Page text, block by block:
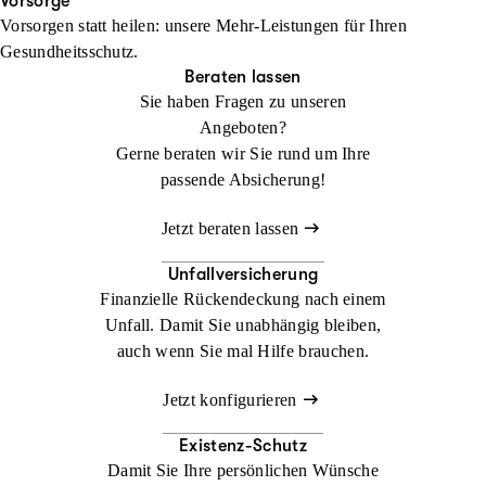
Jetzt konfigurieren Beraten lassen
zur Herausforderung werden. Mit der
Auslandsreisekrankenversicherung sind Sie weltweit bestens
Beraten lassen
Vorsorgen statt heilen: unsere Mehr-Leistungen für Ihren
Gesundheitsschutz.
Beraten lassen
Sie haben Fragen zu unseren
Angeboten?
Gerne beraten wir Sie rund um Ihre
passende Absicherung!
Jetzt beraten lassen
Unfallversicherung
Finanzielle Rückendeckung nach einem
Unfall. Damit Sie unabhängig bleiben,
auch wenn Sie mal Hilfe brauchen.
Jetzt konfigurieren
Existenz-Schutz
Damit Sie Ihre persönlichen Wünsche